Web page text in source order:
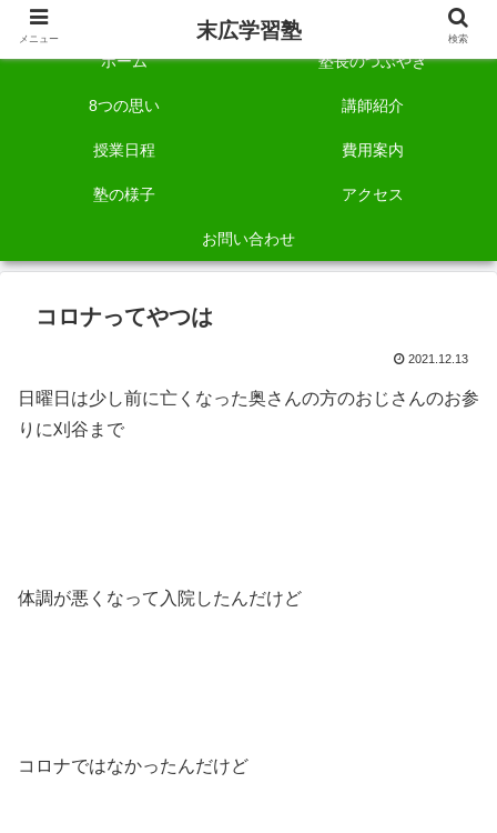
自称「一宮でいちばん塾で勉強させる塾」です。
ホーム 塾長のつぶやき
8つの思い 講師紹介
授業日程 費用案内
塾の様子 アクセス
お問い合わせ
コロナってやつは
2021.12.13
日曜日は少し前に亡くなった奥さんの方のおじさんのお参
りに刈谷まで
体調が悪くなって入院したんだけど
コロナではなかったんだけど
メニュー 末広学習塾 検索